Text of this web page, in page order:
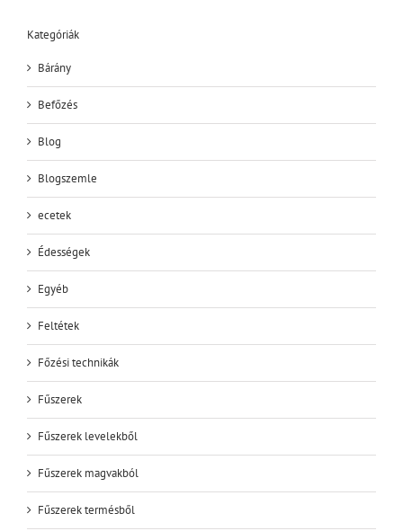
Kategóriák
Bárány
Befőzés
Blog
Blogszemle
ecetek
Édességek
Egyéb
Feltétek
Főzési technikák
Fűszerek
Fűszerek levelekből
Fűszerek magvakból
Fűszerek termésből